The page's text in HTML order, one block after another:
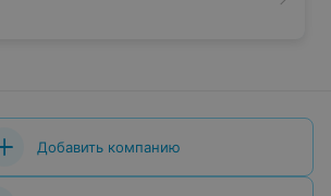
Добавить компанию